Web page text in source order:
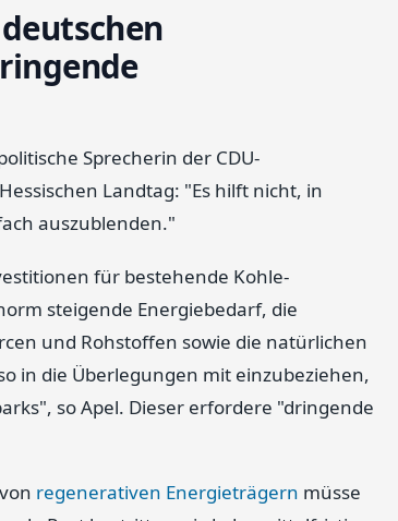
Sprecherin der CDU-
Landtag: "Es hilft nicht, in
auszublenden."
für bestehende Kohle-
steigende Energiebedarf, die
und Rohstoffen sowie die natürlichen
in die Überlegungen mit einzubeziehen,
so Apel. Dieser erfordere "dringende
regenerativen Energieträgern müsse